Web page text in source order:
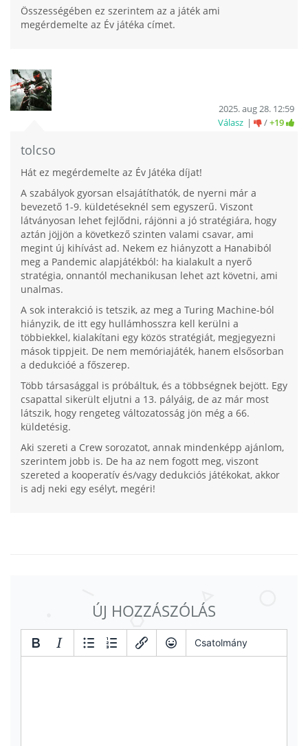
Összességében ez szerintem az a játék ami
megérdemelte az Év játéka címet.
tolcso
2025. aug 28. 12:59
Válasz
/+19
Hát ez megérdemelte az Év Játéka díjat!
A szabályok gyorsan elsajátíthatók, de nyerni már a
bevezető 1-9. küldetéseknél sem egyszerű. Viszont
látványosan lehet fejlődni, rájönni a jó stratégiára, hogy
aztán jöjjön a következő szinten valami csavar, ami
megint új kihívást ad. Nekem ez hiányzott a Hanabiból
meg a Pandemic alapjátékból: ha kialakult a nyerő
stratégia, onnantól mechanikusan lehet azt követni, ami
unalmas.
A sok interakció is tetszik, az meg a Turing Machine-ból
hiányzik, de itt egy hullámhosszra kell kerülni a
többiekkel, kialakítani egy közös stratégiát, megjegyezni
mások tippjeit. De nem memóriajáték, hanem elsősorban
a dedukcióé a főszerep.
Több társasággal is próbáltuk, és a többségnek bejött. Egy
csapattal sikerült eljutni a 13. pályáig, de az már most
látszik, hogy rengeteg változatosság jön még a 66.
küldetésig.
Aki szereti a Crew sorozatot, annak mindenképp ajánlom,
szerintem jobb is. De ha az nem fogott meg, viszont
szereted a kooperatív és/vagy dedukciós játékokat, akkor
is adj neki egy esélyt, megéri!
ÚJ HOZZÁSZÓLÁS
Csatolmány